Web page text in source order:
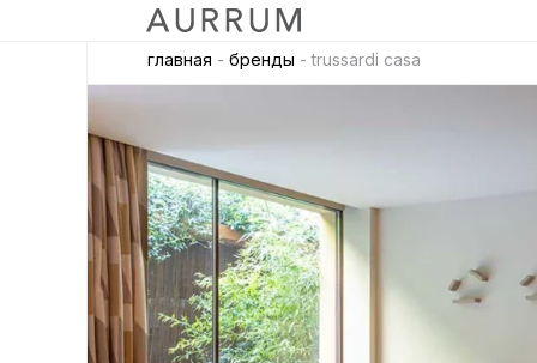
главная - бренды - trussardi casa